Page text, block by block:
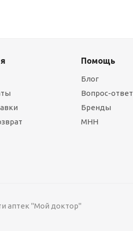
Помощь
Блог
Вопрос-ответ
Бренды
МНН
аптек "Мой доктор"